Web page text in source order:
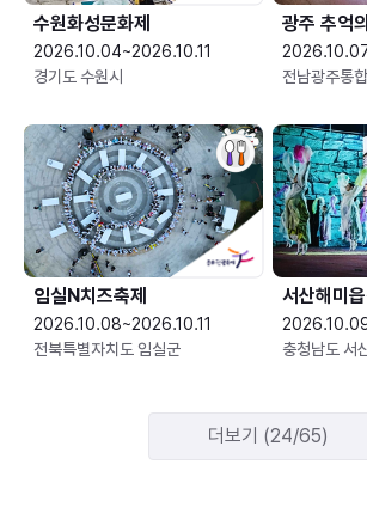
수원화성문화제
2026.10.04~2026.10.11
경기도 수원시
광주 추억
전남광주통
임실N치즈축제
2026.10.08~2026.10.11
전북특별자치도 임실군
서산해미
충청남도 서
더보기 (24/65)